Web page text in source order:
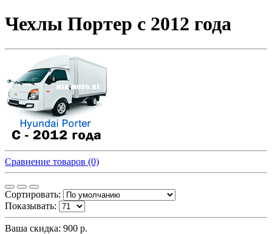
Чехлы Портер c 2012 года
Сравнение товаров (0)
Сортировать:
Показывать:
Ваша скидка: 900 р.